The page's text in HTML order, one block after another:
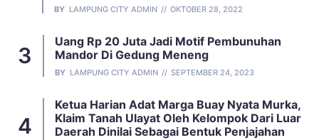
BY LAMPUNG CITY ADMIN OKTOBER 28, 2022
Uang Rp 20 Juta Jadi Motif Pembunuhan
Mandor Di Gedung Meneng
BY LAMPUNG CITY ADMIN SEPTEMBER 24, 2023
Ketua Harian Adat Marga Buay Nyata Murka,
Klaim Tanah Ulayat Oleh Kelompok Dari Luar
Daerah Dinilai Sebagai Bentuk Penjajahan